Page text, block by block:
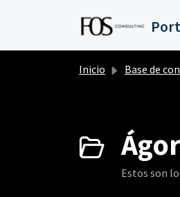
Inicio Base de conocimientos
Estos son